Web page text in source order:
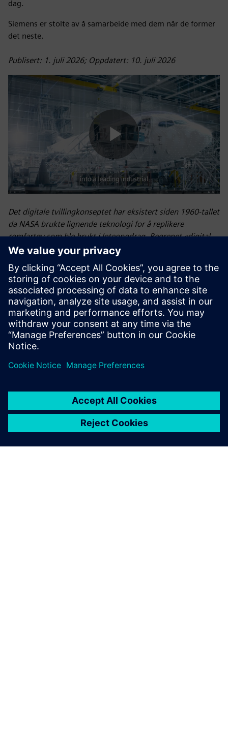
dag.
Siemens er stolte av å samarbeide med dem når de former
det neste.
Publisert: 1. juli 2026; Oppdatert: 10. juli 2026
Play
Video
Det digitale tvillingkonseptet har eksistert siden 1960-tallet
da NASA brukte lignende teknologi for å replikere
romfartøy som ble brukt i leteoppdrag. Begrepet «digital
tvilling» ble til slutt introdusert av NASAs John Vickers i
digitale tvillingen - en virtuell modell av et fysisk objekt,
prosess eller miljø som optimaliserer driftseffektiviteten,
forutsier resultater og øker lønnsomheten - for industriell
bruk på Hannover-messen 2015 i Tyskland, og vi bruker nå
digital tvillingteknologi mye for å forene det fysiske og
digitale ordet.